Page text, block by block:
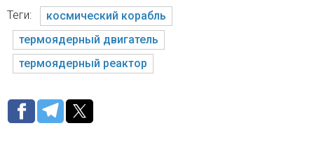
Теги:
космический корабль
термоядерный двигатель
термоядерный реактор